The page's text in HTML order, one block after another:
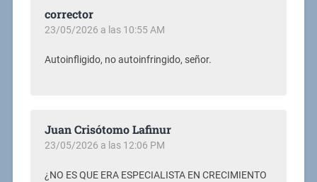
corrector
23/05/2026 a las 10:55 AM
Autoinfligido, no autoinfringido, señor.
Juan Crisótomo Lafinur
23/05/2026 a las 12:06 PM
¿NO ES QUE ERA ESPECIALISTA EN CRECIMIENTO